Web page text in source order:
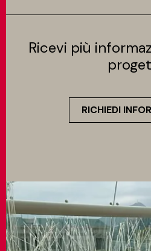
Ricevi più
RICHIEDI